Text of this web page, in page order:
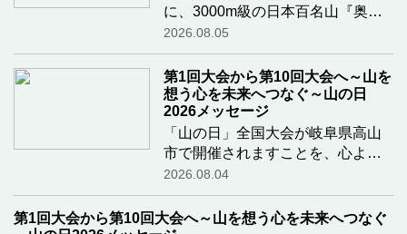
に、3000m級の日本百名山『奥穂
高岳』や『槍ヶ岳』、『乗鞍岳』
などを有し、山岳大国の「長野
県」と肩を並べる地域の一つで
す。今回全国大会会場となる飛騨
高山は何度も訪れたことの
きを読む
2026.08.05
第1回大会から第10回大会へ～山を
想う心を未来へつなぐ～山の日
2026メッセージ
「山の日」全国大会が岐阜県高山
市で開催されますことを、心より
お祝い申し上げます。飛騨高山や
飛騨市には大切な友人が多く暮ら
しており、登山をはじめ、これま
2026.08.04
第1回大会から第10回大会へ～山を想う心を未来へつなぐ